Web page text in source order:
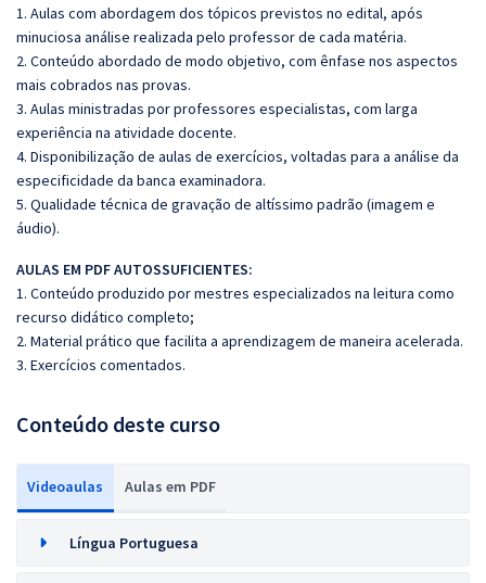
1. Aulas com abordagem dos tópicos previstos no edital, após
minuciosa análise realizada pelo professor de cada matéria.
2. Conteúdo abordado de modo objetivo, com ênfase nos aspectos
mais cobrados nas provas.
3. Aulas ministradas por professores especialistas, com larga
experiência na atividade docente.
4. Disponibilização de aulas de exercícios, voltadas para a análise da
especificidade da banca examinadora.
5. Qualidade técnica de gravação de altíssimo padrão (imagem e
áudio).
AULAS EM PDF AUTOSSUFICIENTES:
1. Conteúdo produzido por mestres especializados na leitura como
recurso didático completo;
2. Material prático que facilita a aprendizagem de maneira acelerada.
3. Exercícios comentados.
Conteúdo deste curso
Videoaulas Aulas em PDF
Língua Portuguesa